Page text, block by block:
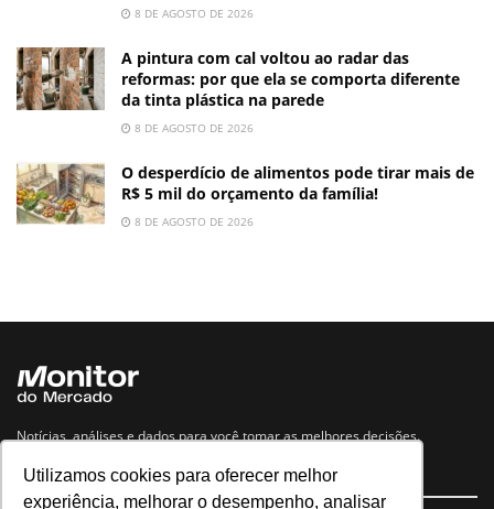
Utilizamos cookies para oferecer melhor
experiência, melhorar o desempenho, analisar
8 DE AGOSTO DE 2026
A pintura com cal voltou ao radar das
reformas: por que ela se comporta diferente
da tinta plástica na parede
8 DE AGOSTO DE 2026
O desperdício de alimentos pode tirar mais de
R$ 5 mil do orçamento da família!
8 DE AGOSTO DE 2026
Notícias, análises e dados para você tomar as melhores decisões.
Navegue no site